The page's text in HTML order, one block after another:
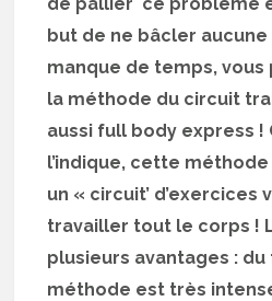
but de ne bâcler
manque de temps,
la méthode du circuit
aussi full body express !
l’indique, cette
un « circuit’ d’exercices
travailler tout le corps !
plusieurs avantages :
méthode est très